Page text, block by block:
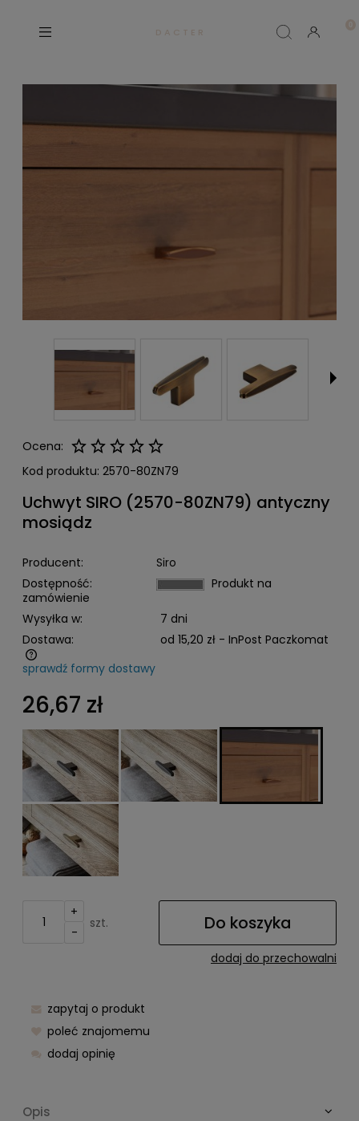
D A C T E R
Ocena:
Kod produktu: 2570-80ZN79
Uchwyt SIRO (2570-80ZN79) antyczny
mosiądz
Producent:
Siro
Dostępność:
Produkt na
zamówienie
Wysyłka w:
7 dni
Dostawa:
od 15,20 zł - InPost Paczkomat
Cena nie zawiera ewentualnych kosztów płatności
sprawdź formy dostawy
26,67 zł
+
-
szt. Do koszyka
dodaj do przechowalni
zapytaj o produkt
poleć znajomemu
dodaj opinię
Opis